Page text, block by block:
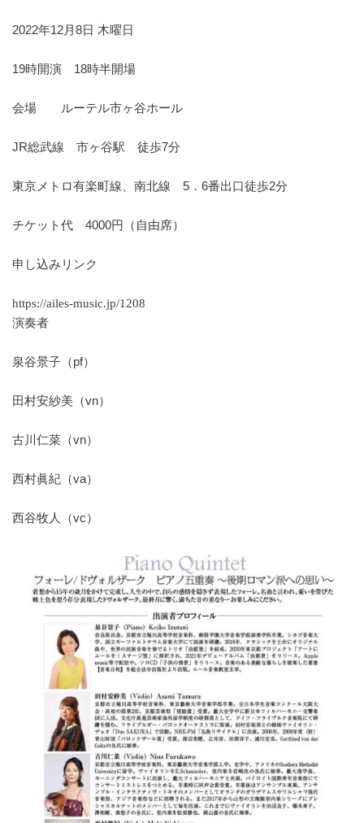
2022年12月8日 木曜日
19時開演 18時半開場
会場 ルーテル市ヶ谷ホール
JR総武線 市ヶ谷駅 徒歩7分
東京メトロ有楽町線、南北線 5．6番出口徒歩2分
チケット代 4000円（自由席）
申し込みリンク
https://ailes-music.jp/1208
演奏者
泉谷景子（pf）
田村安紗美（vn）
古川仁菜（vn）
西村眞紀（va）
西谷牧人（vc）